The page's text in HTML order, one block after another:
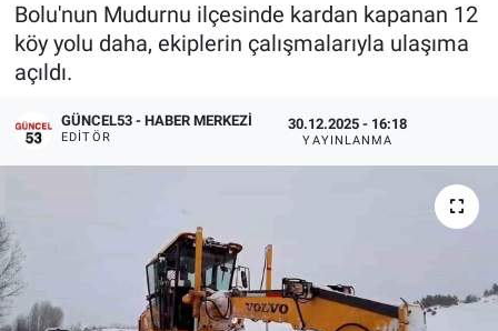
Bolu'nun Mudurnu ilçesinde kardan kapanan 12
köy yolu daha, ekiplerin çalışmalarıyla ulaşıma
açıldı.
GÜNCEL53 - HABER MERKEZI
EDITÖR
30.12.2025 - 16:18
YAYINLANMA